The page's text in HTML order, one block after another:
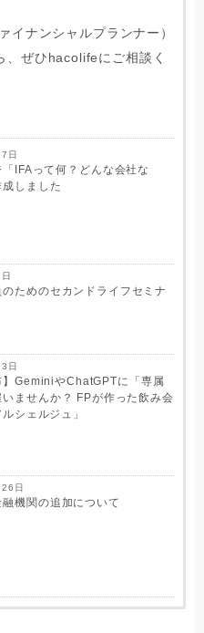
イナンシャルプランナー）
、ぜひhacolifeにご相談く
日
IFAって何？どんな会社な
しました
ためのセカンドライフセミナ
日
】GeminiやChatGPTに「専属
ませんか？ FPが作った飲み会
シェルジュ」
日
機関の追加について